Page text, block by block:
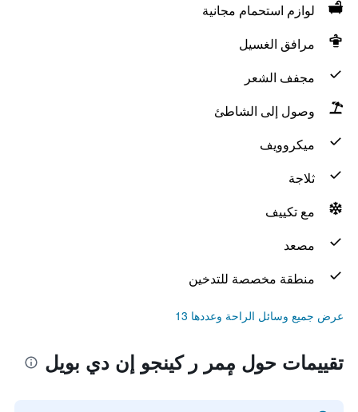
لوازم استحمام مجانية
مرافق الغسيل
مجفف الشعر
وصول إلى الشاطئ
ميكروويف
ثلاجة
مع تكييف
مصعد
منطقة مخصصة للتدخين
عرض جميع وسائل الراحة وعددها 13
تقييمات حول مٕمر ر كينجو إن دي بويل